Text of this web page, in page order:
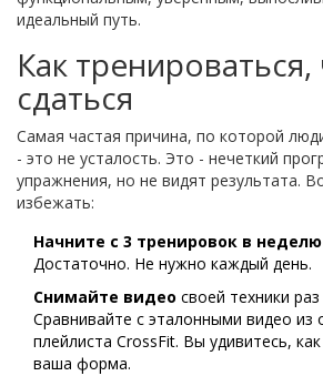
идеальный путь.
Как
сдаться
Самая частая причина, по которой
- это не усталость. Это - нечеткий
упражнения, но не видят результата.
избежать:
Начните с 3 тренировок в неделю
Достаточно. Не нужно каждый день.
Снимайте видео своей техники
Сравнивайте с эталонными видео из
плейлиста CrossFit. Вы удивитесь,
ваша форма.